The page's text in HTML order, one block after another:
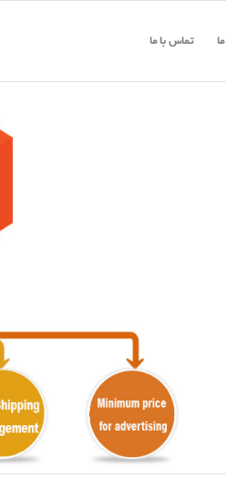
تماس با ما